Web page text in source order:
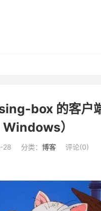
box 的客户
Windows）
28 分类： 博客 评论(0)